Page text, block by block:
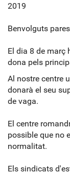
2019
Benvolguts
El dia 8 de març
dona pels
Al nostre centre
donarà el seu
de vaga.
El centre
possible que no
normalitat.
Els sindicats